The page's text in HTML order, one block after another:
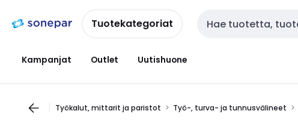
navigointiinsisältöönTuotekategoriat Haku
Kampanjat Outlet Uutishuone
Työkalut, mittarit ja paristot Työ-, turva- ja tunnusvälineet